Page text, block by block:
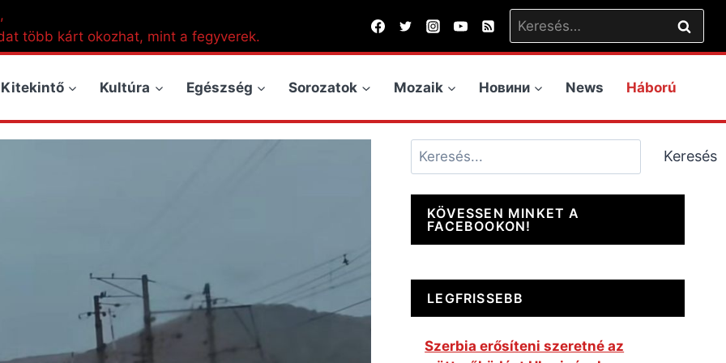
több kárt okozhat, mint a fegyverek.
Keresés:
Kitekintő Kultúra Egészség Sorozatok Mozaik Новини News Háború
Keresés Keresés
KÖVESSEN MINKET A
FACEBOOKON!
LEGFRISSEBB
Szerbia erősíteni szeretné az